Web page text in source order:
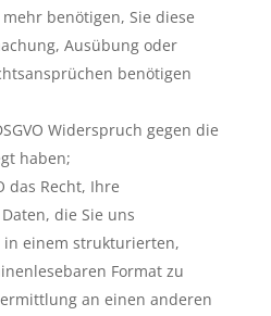
benötigen, Sie diese
Ausübung oder
benötigen
Widerspruch gegen die
haben;
das Recht, Ihre
die Sie uns
einem strukturierten,
Format zu
an einen anderen